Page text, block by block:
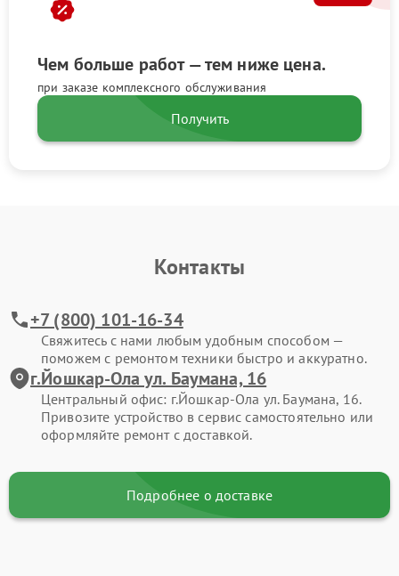
Чем больше работ — тем ниже цена.
при заказе комплексного обслуживания
Получить
Контакты
+7 (800) 101-16-34
Свяжитесь с нами любым удобным способом —
поможем с ремонтом техники быстро и аккуратно.
г.Йошкар-Ола ул. Баумана, 16
Центральный офис: г.Йошкар-Ола ул. Баумана, 16.
Привозите устройство в сервис самостоятельно или
оформляйте ремонт с доставкой.
Подробнее о доставке